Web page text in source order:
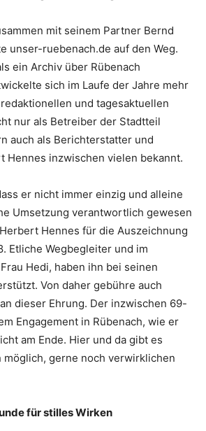
mit seinem Partner Bernd
unser-ruebenach.de auf den Weg.
ein Archiv über Rübenach
sich im Laufe der Jahre mehr
und tagesaktuellen
nur als Betreiber der Stadtteil
auch als Berichterstatter und
Hennes inzwischen vielen bekannt.
er nicht immer einzig und alleine
Umsetzung verantwortlich gewesen
Hennes für die Auszeichnung
Etliche Wegbegleiter und im
Hedi, haben ihn bei seinen
Von daher gebühre auch
dieser Ehrung. Der inzwischen 69-
Engagement in Rübenach, wie er
am Ende. Hier und da gibt es
möglich, gerne noch verwirklichen
für stilles Wirken